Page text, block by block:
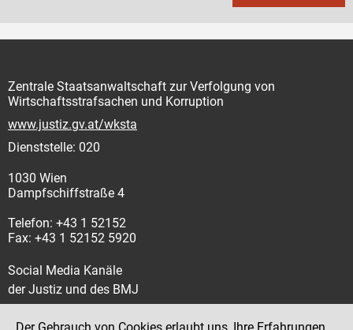
Zentrale Staatsanwaltschaft zur Verfolgung von
Wirtschaftsstrafsachen und Korruption
www.justiz.gv.at/wksta
Dienststelle: 020
1030 Wien
Dampfschiffstraße 4
Telefon: +43 1 52152
Fax: +43 1 52152 5920
Social Media Kanäle
der Justiz und des BMJ